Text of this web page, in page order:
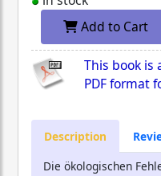
Add to Cart
This book is
PDF format
Description
Die ökologischen